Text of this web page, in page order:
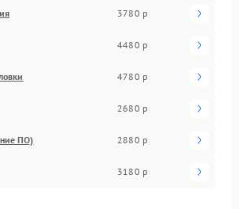
3780 р
4480 р
4780 р
2680 р
ПО) 2880 р
3180 р